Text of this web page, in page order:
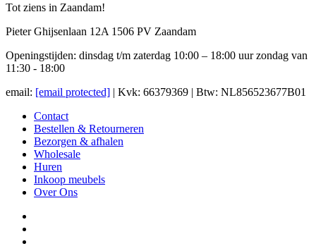
Tot ziens in Zaandam!
Pieter Ghijsenlaan 12A 1506 PV Zaandam
Openingstijden: dinsdag t/m zaterdag 10:00 – 18:00 uur zondag van
11:30 - 18:00
email: [email protected] | Kvk: 66379369 | Btw: NL856523677B01
Contact
Bestellen & Retourneren
Bezorgen & afhalen
Wholesale
Huren
Inkoop meubels
Over Ons